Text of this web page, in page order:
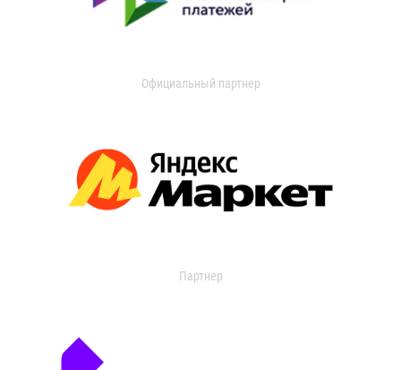
Официальный партнер
Партнер